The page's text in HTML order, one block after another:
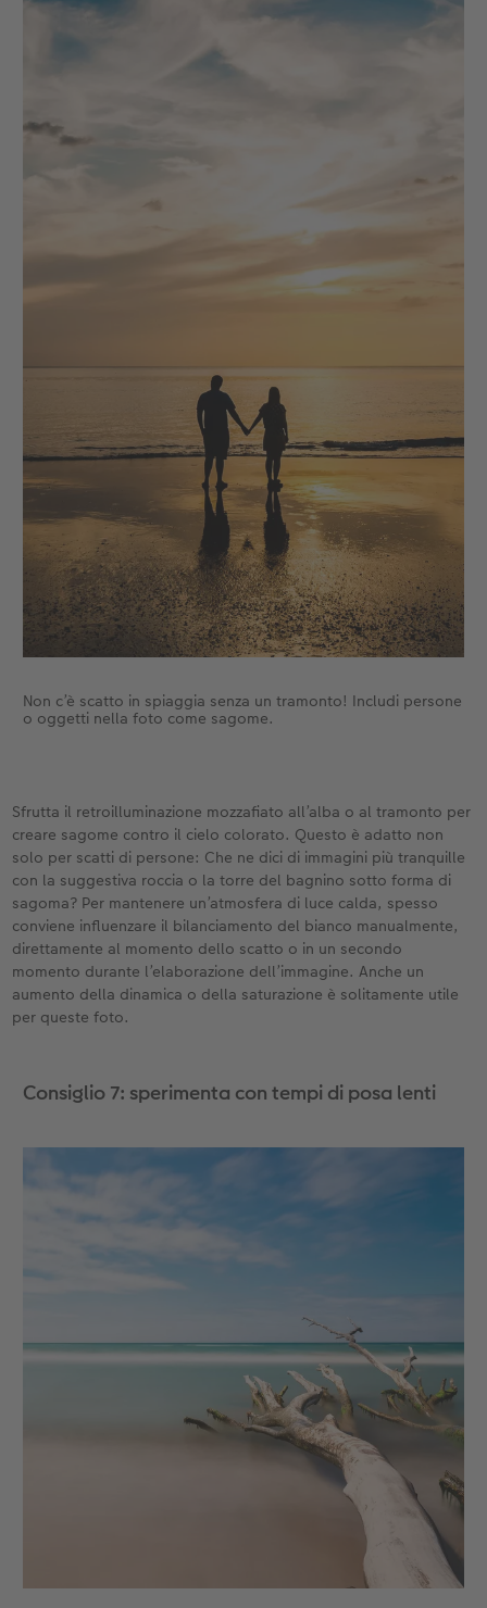
Non c’è scatto in spiaggia senza un tramonto! Includi persone
o oggetti nella foto come sagome.
Sfrutta il retroilluminazione mozzafiato all’alba o al tramonto per
creare sagome contro il cielo colorato. Questo è adatto non
solo per scatti di persone: Che ne dici di immagini più tranquille
con la suggestiva roccia o la torre del bagnino sotto forma di
sagoma? Per mantenere un’atmosfera di luce calda, spesso
conviene influenzare il bilanciamento del bianco manualmente,
direttamente al momento dello scatto o in un secondo
momento durante l’elaborazione dell’immagine. Anche un
aumento della dinamica o della saturazione è solitamente utile
per queste foto.
Consiglio 7: sperimenta con tempi di posa lenti